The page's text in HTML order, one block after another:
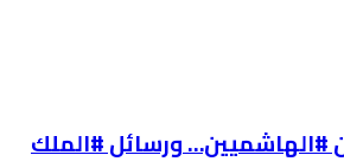
ورسائل #الملك